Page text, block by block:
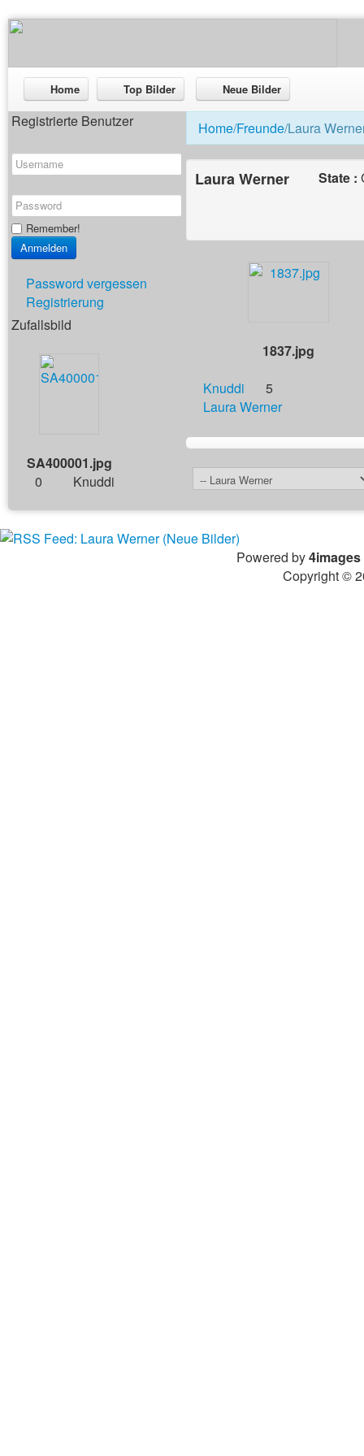
Home Top Bilder Neue Bilder
Registrierte Benutzer
Remember!
Password vergessen
Registrierung
Zufallsbild
SA400001.jpg
0
Knuddi
Home/Freunde/Laura
Laura Werner State :
1837.jpg
Knuddi
5
Laura Werner
Powered by4images
Copyright ©